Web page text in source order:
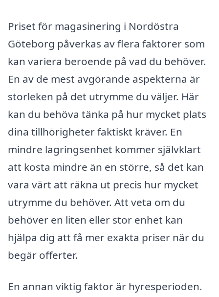
Priset för magasinering i Nordöstra
Göteborg påverkas av flera faktorer som
kan variera beroende på vad du behöver.
En av de mest avgörande aspekterna är
storleken på det utrymme du väljer. Här
kan du behöva tänka på hur mycket plats
dina tillhörigheter faktiskt kräver. En
mindre lagringsenhet kommer självklart
att kosta mindre än en större, så det kan
vara värt att räkna ut precis hur mycket
utrymme du behöver. Att veta om du
behöver en liten eller stor enhet kan
hjälpa dig att få mer exakta priser när du
begär offerter.
En annan viktig faktor är hyresperioden.